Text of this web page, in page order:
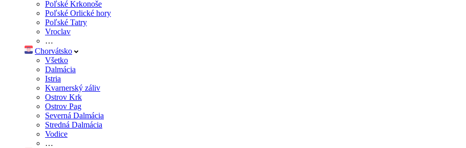
Poľské Krkonoše
Poľské Orlické hory
Poľské Tatry
Vroclav
…
Chorvátsko
Všetko
Dalmácia
Istria
Kvarnerský záliv
Ostrov Krk
Ostrov Pag
Severná Dalmácia
Stredná Dalmácia
Vodice
…